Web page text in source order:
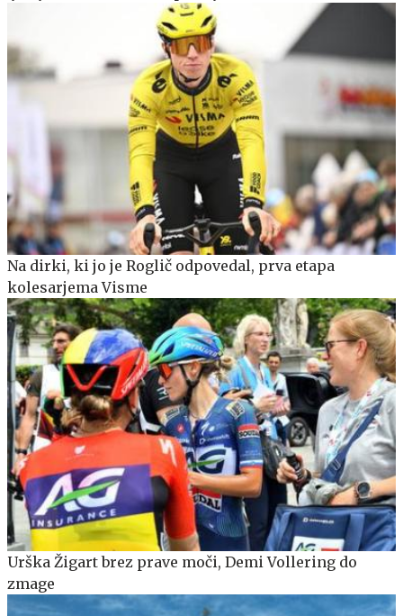
Na dirki, ki jo je Roglič odpovedal, prva etapa
kolesarjema Visme
Urška Žigart brez prave moči, Demi Vollering do
zmage